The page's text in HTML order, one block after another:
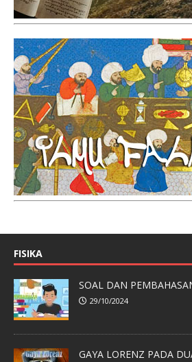
FISIKA
SOAL DAN
29/10/2024
GAYA LORENZ PADA